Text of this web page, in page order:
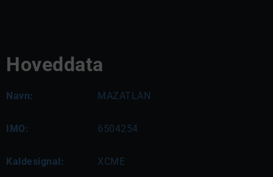
Hoveddata
Navn: MAZATLAN
IMO: 6504254
Kaldesignal: XCME